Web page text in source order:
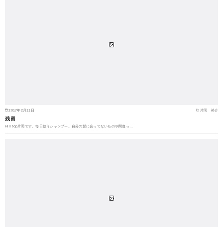
2017年2月11日 片岡 裕介
残留
Hill top片岡です。毎日使うシャンプー。自分の髪に合ってないものや間違っ…